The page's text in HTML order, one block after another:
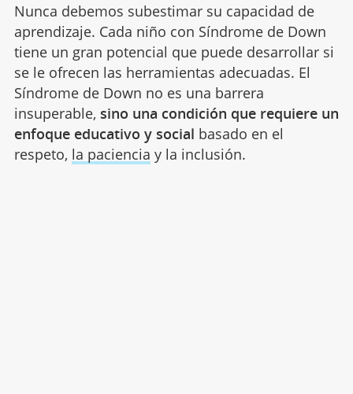
Nunca debemos subestimar su capacidad de
aprendizaje. Cada niño con Síndrome de Down
tiene un gran potencial que puede desarrollar si
se le ofrecen las herramientas adecuadas. El
Síndrome de Down no es una barrera
insuperable, sino una condición que requiere un
enfoque educativo y social basado en el
respeto, la paciencia y la inclusión.